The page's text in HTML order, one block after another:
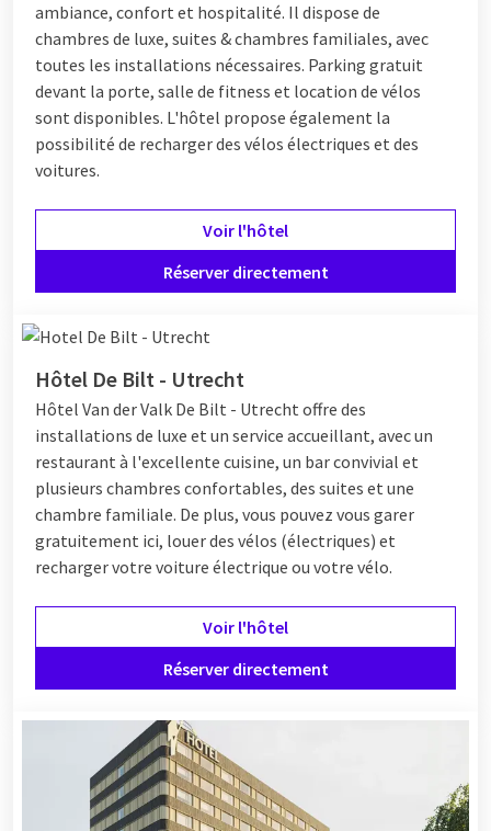
ambiance, confort et hospitalité. Il dispose de
chambres de luxe, suites & chambres familiales, avec
toutes les installations nécessaires. Parking gratuit
devant la porte, salle de fitness et location de vélos
sont disponibles. L'hôtel propose également la
possibilité de recharger des vélos électriques et des
voitures.
Voir l'hôtel
Réserver directement
Hôtel De Bilt - Utrecht
Hôtel Van der Valk De Bilt - Utrecht offre des
installations de luxe et un service accueillant, avec un
restaurant à l'excellente cuisine, un bar convivial et
plusieurs chambres confortables, des suites et une
chambre familiale. De plus, vous pouvez vous garer
gratuitement ici, louer des vélos (électriques) et
recharger votre voiture électrique ou votre vélo.
Voir l'hôtel
Réserver directement